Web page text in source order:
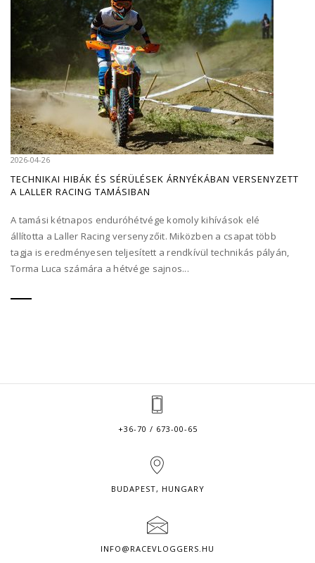
2026-04-26
TECHNIKAI HIBÁK ÉS SÉRÜLÉSEK ÁRNYÉKÁBAN VERSENYZETT
A LALLER RACING TAMÁSIBAN
A tamási kétnapos enduróhétvége komoly kihívások elé
állította a Laller Racing versenyzőit. Miközben a csapat több
tagja is eredményesen teljesített a rendkívül technikás pályán,
Torma Luca számára a hétvége sajnos...
+36-70 / 673-00-65
BUDAPEST, HUNGARY
INFO@RACEVLOGGERS.HU